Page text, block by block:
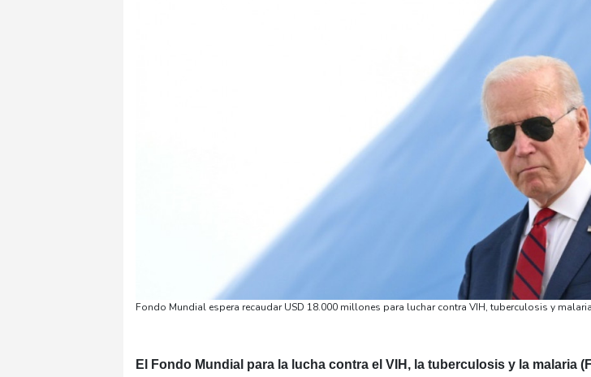
Fondo Mundial espera recaudar USD 18.000 millones para luchar contra VIH, tuberculosis y
El Fondo Mundial para la lucha contra el VIH, la tuberculosis y la malaria